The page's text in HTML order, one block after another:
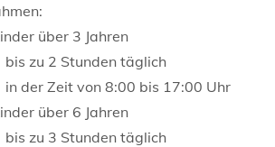
über 3 Jahren
bis zu 2 Stunden täglich
in der Zeit von 8:00 bis 17:00 Uhr
über 6 Jahren
bis zu 3 Stunden täglich